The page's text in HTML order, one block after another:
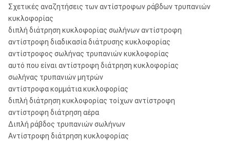
Σχετικές αναζητήσεις των αντίστροφων ράβδων τρυπανιών
κυκλοφορίας
διπλή διάτρηση κυκλοφορίας σωλήνων αντίστροφη
αντίστροφη διαδικασία διάτρυσης κυκλοφορίας
αντίστροφος σωλήνας τρυπανιών κυκλοφορίας
αυτό που είναι αντίστροφη διάτρηση κυκλοφορίας
σωλήνας τρυπανιών μητρών
αντίστροφα κομμάτια κυκλοφορίας
διπλή διάτρηση κυκλοφορίας τοίχων αντίστροφη
αντίστροφη διάτρηση αέρα
Διπλή ράβδος τρυπανιών σωλήνων
Αντίστροφη διάτρηση κυκλοφορίας